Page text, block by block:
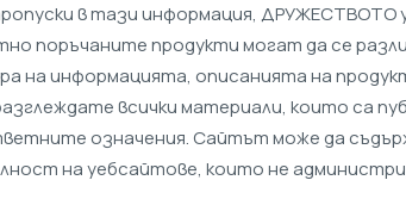
в тази информация,
поръчаните продукти могат да се
на информацията, описанията на
всички материали, които са
означения. Сайтът може да
на уебсайтове, които не